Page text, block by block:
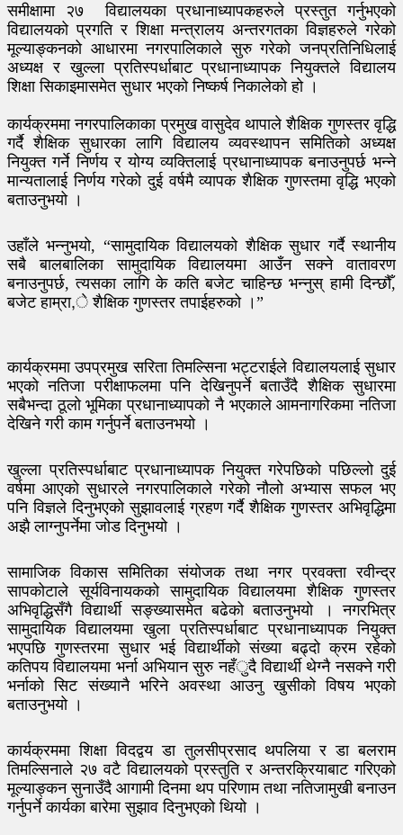
समीक्षामा २७ विद्यालयका प्रधानाध्यापकहरुले प्रस्तुत गर्नुभएको
विद्यालयको प्रगति र शिक्षा मन्त्रालय अन्तरगतका विज्ञहरुले गरेको
मूल्याङ्कनको आधारमा नगरपालिकाले सुरु गरेको जनप्रतिनिधिलाई
अध्यक्ष र खुल्ला प्रतिस्पर्धाबाट प्रधानाध्यापक नियुक्तले विद्यालय
शिक्षा सिकाइमासमेत सुधार भएको निष्कर्ष निकालेको हो ।
कार्यक्रममा नगरपालिकाका प्रमुख वासुदेव थापाले शैक्षिक गुणस्तर वृद्धि
गर्दै शैक्षिक सुधारका लागि विद्यालय व्यवस्थापन समितिको अध्यक्ष
नियुक्त गर्ने निर्णय र योग्य व्यक्तिलाई प्रधानाध्यापक बनाउनुपर्छ भन्ने
मान्यतालाई निर्णय गरेको दुई वर्षमै व्यापक शैक्षिक गुणस्तमा वृद्धि भएको
बताउनुभयो ।
उहाँले भन्नुभयो, “सामुदायिक विद्यालयको शैक्षिक सुधार गर्दै स्थानीय
सबै बालबालिका सामुदायिक विद्यालयमा आउँन सक्ने वातावरण
बनाउनुपर्छ, त्यसका लागि के कति बजेट चाहिन्छ भन्नुस् हामी दिन्छौँ,
बजेट हाम्रा,े शैक्षिक गुणस्तर तपाईहरुको ।”
कार्यक्रममा उपप्रमुख सरिता तिमल्सिना भट्टराईले विद्यालयलाई सुधार
भएको नतिजा परीक्षाफलमा पनि देखिनुपर्ने बताउँदै शैक्षिक सुधारमा
सबैभन्दा ठूलो भूमिका प्रधानाध्यापको नै भएकाले आमनागरिकमा नतिजा
देखिने गरी काम गर्नुपर्ने बताउनभयो ।
खुल्ला प्रतिस्पर्धाबाट प्रधानाध्यापक नियुक्त गरेपछिको पछिल्लो दुई
वर्षमा आएको सुधारले नगरपालिकाले गरेको नौलो अभ्यास सफल भए
पनि विज्ञले दिनुभएको सुझावलाई ग्रहण गर्दै शैक्षिक गुणस्तर अभिवृद्धिमा
अझै लाग्नुपर्नेमा जोड दिनुभयो ।
सामाजिक विकास समितिका संयोजक तथा नगर प्रवक्ता रवीन्द्र
सापकोटाले सूर्यविनायकको सामुदायिक विद्यालयमा शैक्षिक गुणस्तर
अभिवृद्धिसँगै विद्यार्थी सङ्ख्यासमेत बढेको बताउनुभयो । नगरभित्र
सामुदायिक विद्यालयमा खुला प्रतिस्पर्धाबाट प्रधानाध्यापक नियुक्त
भएपछि गुणस्तरमा सुधार भई विद्यार्थीको संख्या बढ्दो क्रम रहेको
कतिपय विद्यालयमा भर्ना अभियान सुरु नहँुदै विद्यार्थी थेग्नै नसक्ने गरी
भर्नाको सिट संख्यानै भरिने अवस्था आउनु खुसीको विषय भएको
बताउनुभयो ।
कार्यक्रममा शिक्षा विदद्वय डा तुलसीप्रसाद थपलिया र डा बलराम
तिमल्सिनाले २७ वटै विद्यालयको प्रस्तुति र अन्तरक्रियाबाट गरिएको
मूल्याङ्कन सुनाउँदै आगामी दिनमा थप परिणाम तथा नतिजामुखी बनाउन
गर्नुपर्ने कार्यका बारेमा सुझाव दिनुभएको थियो ।